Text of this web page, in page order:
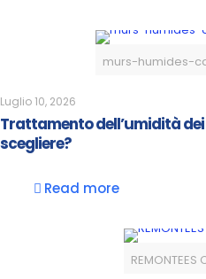
murs-humides-
Luglio 10, 2026
Trattamento dell’umidità
scegliere?
Read more
REMONTEES